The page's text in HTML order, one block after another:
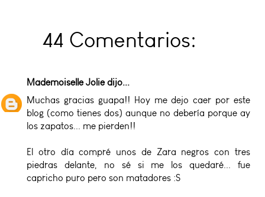
44 Comentarios:
Mademoiselle Joliedijo...
Muchas gracias guapa!! Hoy me dejo caer por este
blog (como tienes dos) aunque no debería porque ay
los zapatos... me pierden!!
El otro día compré unos de Zara negros con tres
piedras delante, no sé si me los quedaré... fue
capricho puro pero son matadores :S